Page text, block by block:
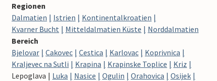
Regionen
Dalmatien
Istrien
Kontinentalkroatien
Kvarner Bucht
Mitteldalmatien Küste
Norddalmatien
Bereich
Bjelovar
Cakovec Cestica Karlovac
Koprivnica
Kraljevec na Sutli
Krapina Krapinske Toplice
Kriz
Lepoglava
Luka Nasice Ogulin Orahovica
Osijek